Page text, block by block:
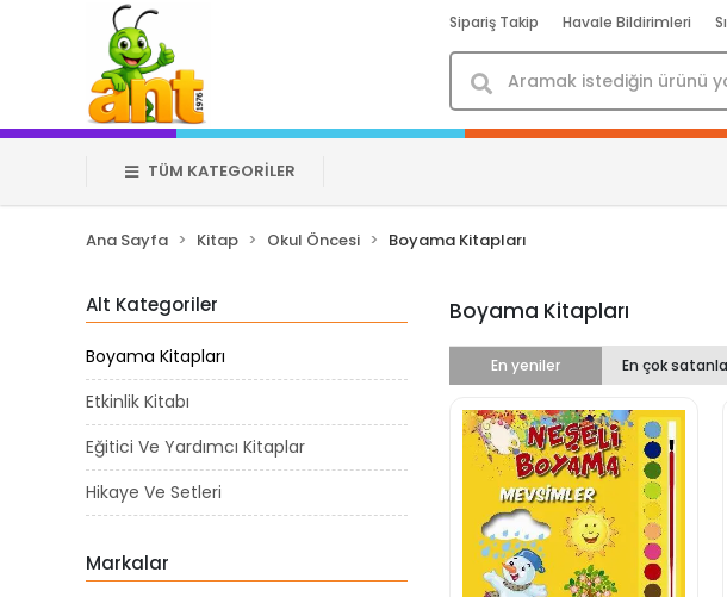
Sipariş Takip Havale Bildirimleri
TÜM KATEGORİLER
Ana Sayfa Kitap Okul Öncesi Boyama Kitapları
Alt Kategoriler
Boyama Kitapları
Etkinlik Kitabı
Eğitici Ve Yardımcı Kitaplar
Hikaye Ve Setleri
Markalar
Boyama Kitapları
En yeniler En çok